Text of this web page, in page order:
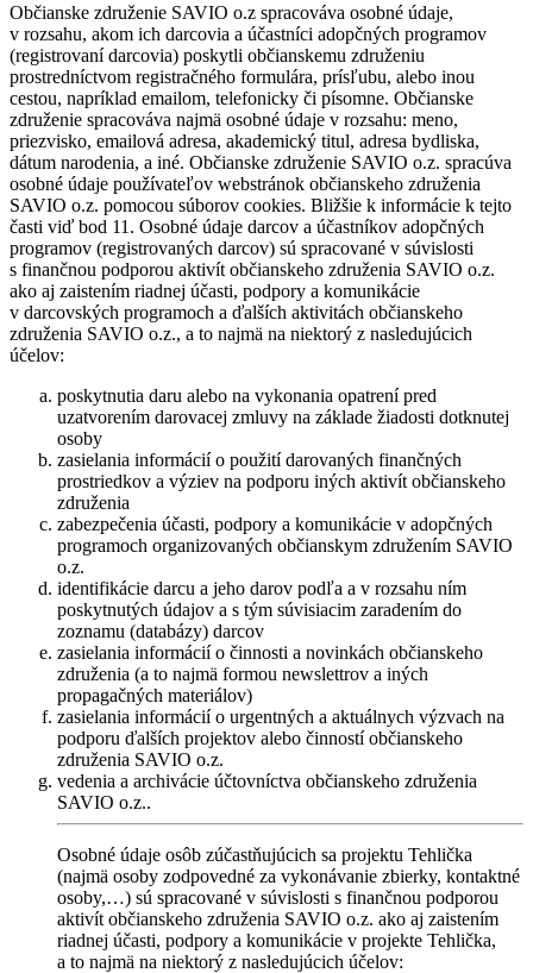
Občianske združenie SAVIO o.z spracováva osobné údaje,
v rozsahu, akom ich darcovia a účastníci adopčných programov
(registrovaní darcovia) poskytli občianskemu združeniu
prostredníctvom registračného formulára, prísľubu, alebo inou
cestou, napríklad emailom, telefonicky či písomne. Občianske
združenie spracováva najmä osobné údaje v rozsahu: meno,
priezvisko, emailová adresa, akademický titul, adresa bydliska,
dátum narodenia, a iné. Občianske združenie SAVIO o.z. spracúva
osobné údaje používateľov webstránok občianskeho združenia
SAVIO o.z. pomocou súborov cookies. Bližšie k informácie k tejto
časti viď bod 11. Osobné údaje darcov a účastníkov adopčných
programov (registrovaných darcov) sú spracované v súvislosti
s finančnou podporou aktivít občianskeho združenia SAVIO o.z.
ako aj zaistením riadnej účasti, podpory a komunikácie
v darcovských programoch a ďalších aktivitách občianskeho
združenia SAVIO o.z., a to najmä na niektorý z nasledujúcich
účelov:
poskytnutia daru alebo na vykonania opatrení pred
uzatvorením darovacej zmluvy na základe žiadosti dotknutej
osoby
zasielania informácií o použití darovaných finančných
prostriedkov a výziev na podporu iných aktivít občianskeho
združenia
zabezpečenia účasti, podpory a komunikácie v adopčných
programoch organizovaných občianskym združením SAVIO
o.z.
identifikácie darcu a jeho darov podľa a v rozsahu ním
poskytnutých údajov a s tým súvisiacim zaradením do
zoznamu (databázy) darcov
zasielania informácií o činnosti a novinkách občianskeho
združenia (a to najmä formou newslettrov a iných
propagačných materiálov)
zasielania informácií o urgentných a aktuálnych výzvach na
podporu ďalších projektov alebo činností občianskeho
združenia SAVIO o.z.
vedenia a archivácie účtovníctva občianskeho združenia
SAVIO o.z..
Osobné údaje osôb zúčastňujúcich sa projektu Tehlička
(najmä osoby zodpovedné za vykonávanie zbierky, kontaktné
osoby,…) sú spracované v súvislosti s finančnou podporou
aktivít občianskeho združenia SAVIO o.z. ako aj zaistením
riadnej účasti, podpory a komunikácie v projekte Tehlička,
a to najmä na niektorý z nasledujúcich účelov: